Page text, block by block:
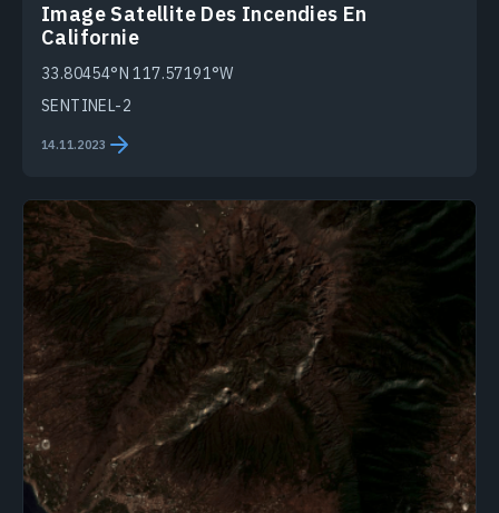
Image Satellite Des Incendies En
Californie
33.80454°N 117.57191°W
SENTINEL-2
14.11.2023